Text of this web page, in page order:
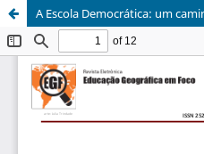
A Escola Democrática: um